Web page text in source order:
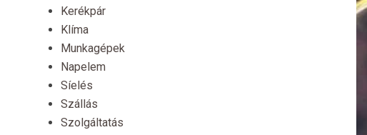
Kerékpár
Klíma
Munkagépek
Napelem
Síelés
Szállás
Szolgáltatás